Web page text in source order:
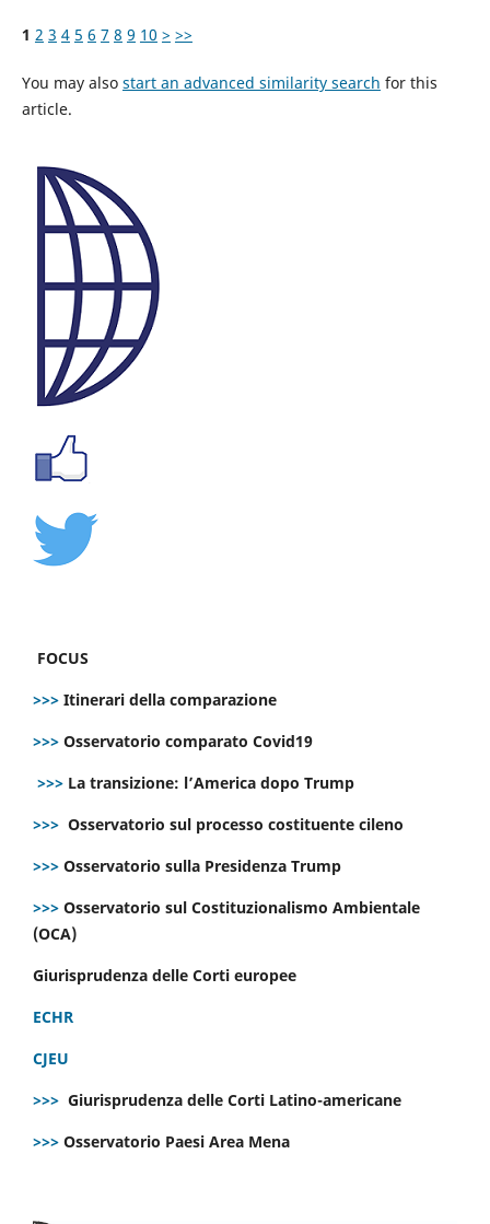
1 2 3 4 5 6 7 8 9 10 > >>
You may also start an advanced similarity search for this
article.
FOCUS
>>> Itinerari della comparazione
>>> Osservatorio comparato Covid19
>>> La transizione: l’America dopo Trump
>>> Osservatorio sul processo costituente cileno
>>> Osservatorio sulla Presidenza Trump
>>> Osservatorio sul Costituzionalismo Ambientale
(OCA)
Giurisprudenza delle Corti europee
ECHR
CJEU
>>> Giurisprudenza delle Corti Latino-americane
>>> Osservatorio Paesi Area Mena